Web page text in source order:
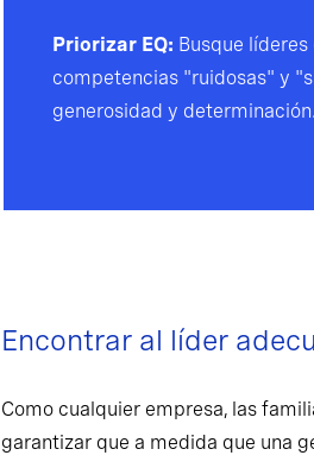
Priorizar EQ: Busque
competencias "ruidosas" y
generosidad y determinación.
Encontrar al líder
Como cualquier empresa, las
garantizar que a medida que una